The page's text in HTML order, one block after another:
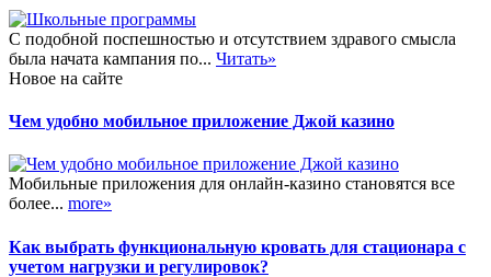
С подобной поспешностью и отсутствием здравого смысла
была начата кампания по... Читать»
Новое на сайте
Чем удобно мобильное приложение Джой казино
Мобильные приложения для онлайн-казино становятся все
более... more»
Как выбрать функциональную кровать для стационара с
учетом нагрузки и регулировок?